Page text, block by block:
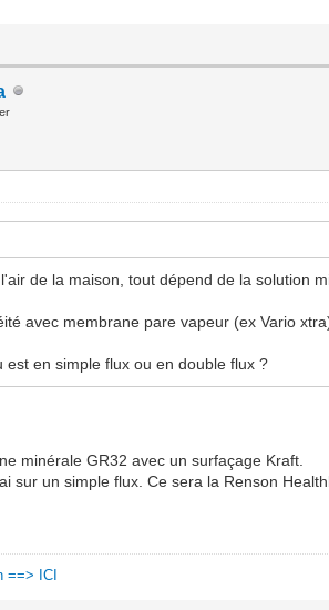
de la maison, tout dépend de la solution
avec membrane pare vapeur (ex Vario
est en simple flux ou en double flux ?
minérale GR32 avec un surfaçage Kraft.
sur un simple flux. Ce sera la Renson
==> ICI